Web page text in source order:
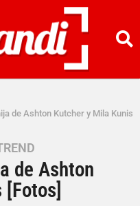
de Ashton Kutcher y Mila Kunis
de Ashton